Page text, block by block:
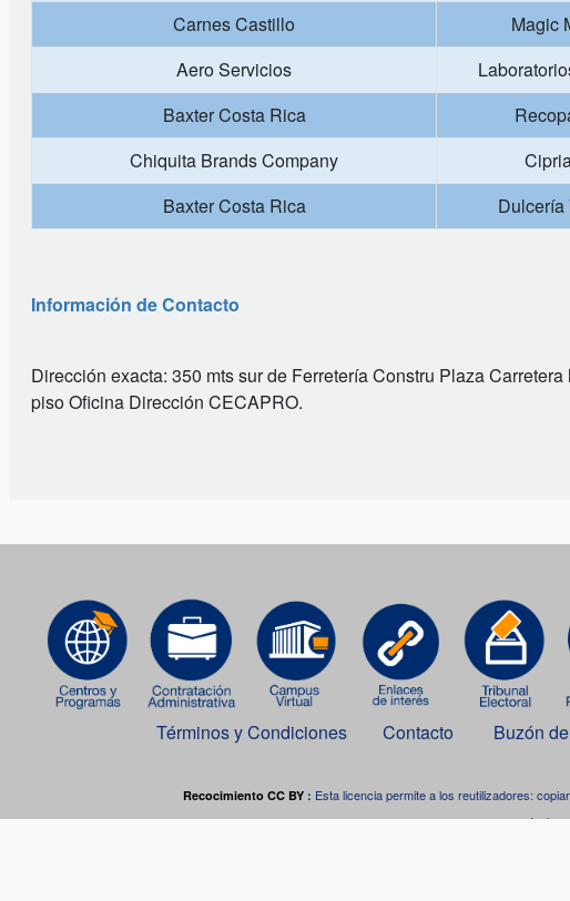
Carnes Castillo
Magic
Aero Servicios
Baxter Costa Rica
Chiquita Brands Company
Baxter Costa Rica
Información de Contacto
Dirección exacta: 350 mts sur de Ferretería Constru Plaza
piso Oficina Dirección CECAPRO.
Términos y Condiciones Contacto Buzón
Recocimiento CC BY : Esta licencia permite a los reutilizadores: